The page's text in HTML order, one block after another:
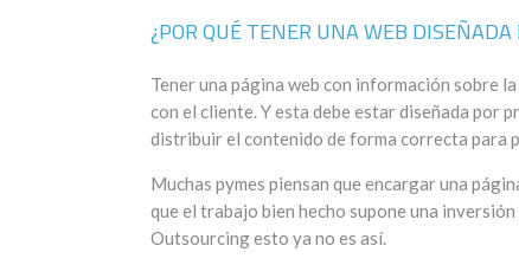
¿POR QUÉ TENER UNA WEB DISEÑADA
Tener una página web con información sobre la
con el cliente. Y esta debe estar diseñada por
distribuir el contenido de forma correcta para
Muchas pymes piensan que encargar una
que el trabajo bien hecho supone una
Outsourcing esto ya no es así.